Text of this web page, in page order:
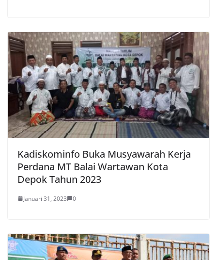
Kadiskominfo Buka Musyawarah Kerja
Perdana MT Balai Wartawan Kota
Depok Tahun 2023
Januari 31, 2023 0